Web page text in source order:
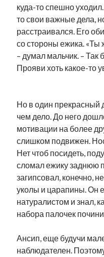
катри райк кая каллас
нацменьшинства
памятники парад клоунов
подкаст потеряны
рийгикогу россия
эстония эстонский язык
Михаил Стальнухин:
mstalnuhhin@gmail.com
Отзывы и предложения по блогу:
куда-то спешно
то свои важные дела,
расстраивался. Его
со стороны ежика. «Ты
– думал мальчик. – Так
Прояви хоть какое-то
Но в один прекрасный
чем дело. До него
мотивации на более
слишком подвижен.
Нет чтоб посидеть,
сломал ежику заднюю
загипсовал, конечно,
уколы и царапины. Он
натуралистом и знал,
набора палочек
Ансип, еще будучи
наблюдателен.